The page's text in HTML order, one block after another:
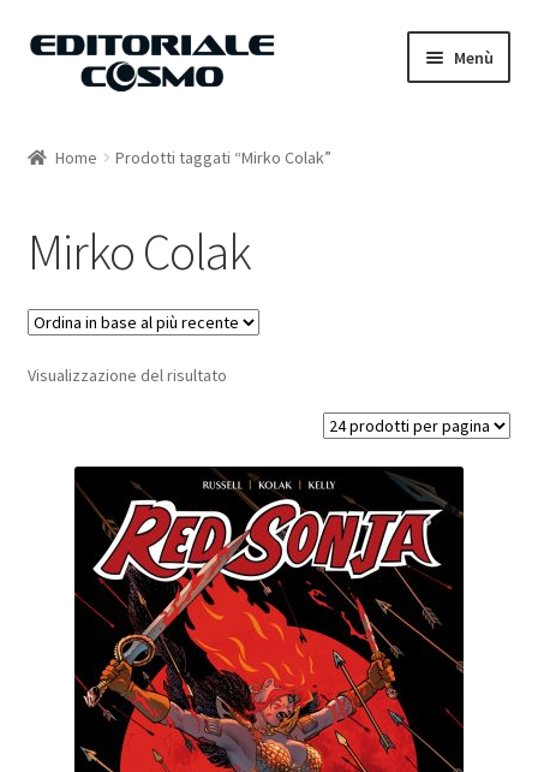
Vai
Vai
Menù
Carrello
Il mio account
Home Prodotti taggati “Mirko Colak”
Mirko Colak
Visualizzazione del risultato